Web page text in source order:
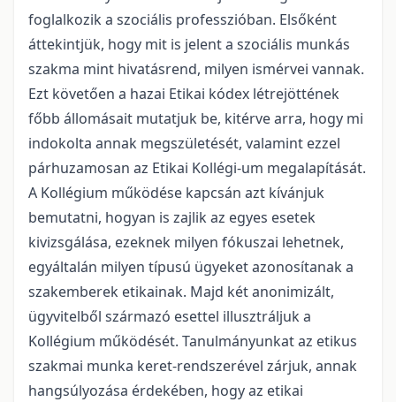
foglalkozik a szociális professzióban. Elsőként
áttekintjük, hogy mit is jelent a szociális munkás
szakma mint hivatásrend, milyen ismérvei vannak.
Ezt követően a hazai Etikai kódex létrejöttének
főbb állomásait mutatjuk be, kitérve arra, hogy mi
indokolta annak megszületését, valamint ezzel
párhuzamosan az Etikai Kollégi-um megalapítását.
A Kollégium működése kapcsán azt kívánjuk
bemutatni, hogyan is zajlik az egyes esetek
kivizsgálása, ezeknek milyen fókuszai lehetnek,
egyáltalán milyen típusú ügyeket azonosítanak a
szakemberek etikainak. Majd két anonimizált,
ügyvitelből származó esettel illusztráljuk a
Kollégium működését. Tanulmányunkat az etikus
szakmai munka keret-rendszerével zárjuk, annak
hangsúlyozása érdekében, hogy az etikai